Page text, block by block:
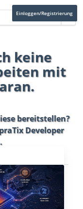
Einloggen/Registrierung
keine
mit
bereitstellen?
Developer